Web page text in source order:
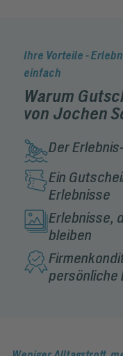
Ihre Vorteile -
einfach
Warum
von Jochen
Der
Ein
Erlebnisse
Erlebnisse,
bleiben
persönliche